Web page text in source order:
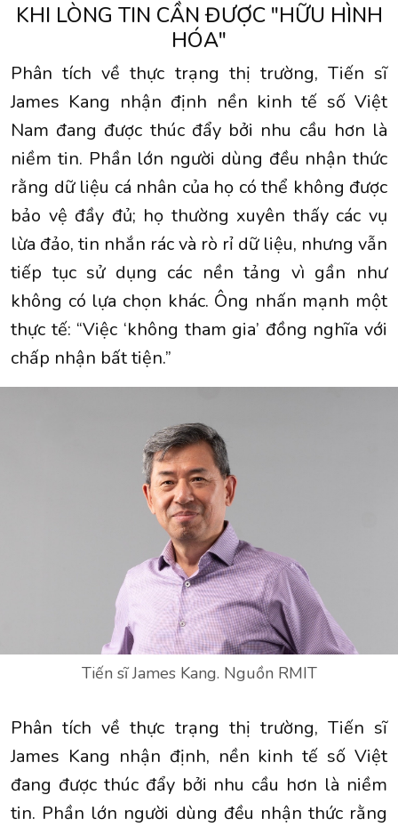
KHI LÒNG TIN CẦN ĐƯỢC "HỮU HÌNH
HÓA"
Phân tích về thực trạng thị trường, Tiến sĩ
James Kang nhận định nền kinh tế số Việt
Nam đang được thúc đẩy bởi nhu cầu hơn là
niềm tin. Phần lớn người dùng đều nhận thức
rằng dữ liệu cá nhân của họ có thể không được
bảo vệ đầy đủ; họ thường xuyên thấy các vụ
lừa đảo, tin nhắn rác và rò rỉ dữ liệu, nhưng vẫn
tiếp tục sử dụng các nền tảng vì gần như
không có lựa chọn khác. Ông nhấn mạnh một
thực tế: “Việc ‘không tham gia’ đồng nghĩa với
chấp nhận bất tiện.”
Tiến sĩ James Kang. Nguồn RMIT
Phân tích về thực trạng thị trường, Tiến sĩ
James Kang nhận định, nền kinh tế số Việt
đang được thúc đẩy bởi nhu cầu hơn là niềm
tin. Phần lớn người dùng đều nhận thức rằng